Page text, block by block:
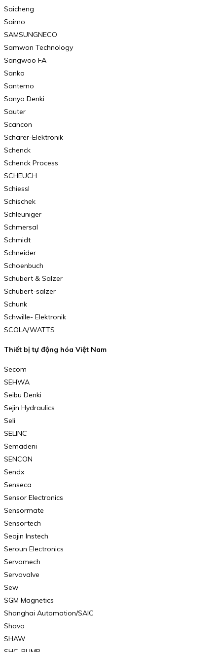
Saicheng
Saimo
SAMSUNGNECO
Samwon Technology
Sangwoo FA
Sanko
Santerno
Sanyo Denki
Sauter
Scancon
Schärer-Elektronik
Schenck
Schenck Process
SCHEUCH
Schiessl
Schischek
Schleuniger
Schmersal
Schmidt
Schneider
Schoenbuch
Schubert & Salzer
Schubert-salzer
Schunk
Schwille- Elektronik
SCOLA/WATTS
Thiết bị tự động hóa Việt Nam
Secom
SEHWA
Seibu Denki
Sejin Hydraulics
Seli
SELINC
Semadeni
SENCON
Sendx
Senseca
Sensor Electronics
Sensormate
Sensortech
Seojin Instech
Seroun Electronics
Servomech
Servovalve
Sew
SGM Magnetics
Shanghai Automation/SAIC
Shavo
SHAW